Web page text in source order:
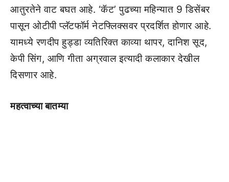
आतुरतेने वाट बघत आहे. ‘कॅट’ पुढच्या महिन्यात 9 डिसेंबर
पासून ओटीपी प्लॅटफॉर्म नेटफ्लिक्सवर प्रदर्शित होणार आहे.
यामध्ये रणदीप हुड्डा व्यतिरिक्त काव्या थापर, दानिश सूद,
केपी सिंग, आणि गीता अग्रवाल इत्यादी कलाकार देखील
दिसणार आहे.
महत्वाच्या बातम्या